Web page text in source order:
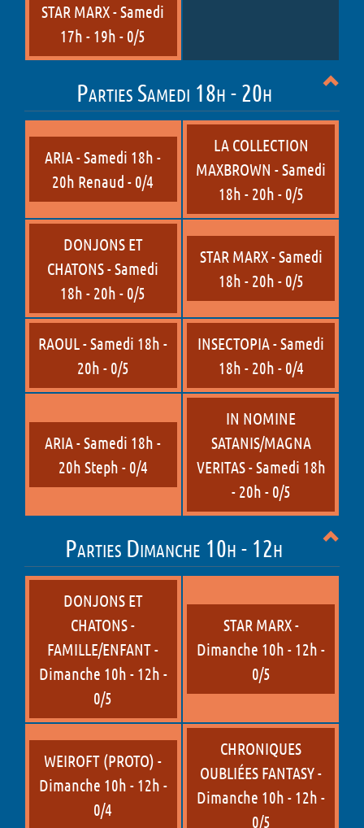
STAR MARX - Samedi
17h - 19h - 0/5
Parties Samedi 18h - 20h
ARIA - Samedi 18h -
20h Renaud - 0/4
LA COLLECTION
MAXBROWN - Samedi
18h - 20h - 0/5
DONJONS ET
CHATONS - Samedi
18h - 20h - 0/5
STAR MARX - Samedi
18h - 20h - 0/5
RAOUL - Samedi 18h -
20h - 0/5
INSECTOPIA - Samedi
18h - 20h - 0/4
ARIA - Samedi 18h -
20h Steph - 0/4
IN NOMINE
SATANIS/MAGNA
VERITAS - Samedi 18h
- 20h - 0/5
Parties Dimanche 10h - 12h
DONJONS ET
CHATONS -
FAMILLE/ENFANT -
Dimanche 10h - 12h -
0/5
STAR MARX -
Dimanche 10h - 12h -
0/5
WEIROFT (PROTO) -
Dimanche 10h - 12h -
0/4
CHRONIQUES
OUBLIÉES FANTASY -
Dimanche 10h - 12h -
0/5